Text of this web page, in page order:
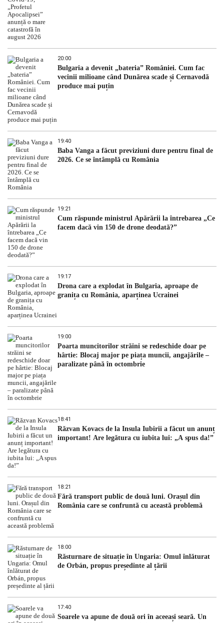
20:00
Bulgaria a devenit „bateria” României. Cum fac
vecinii milioane când Dunărea scade și Cernavodă
produce mai puțin
19:40
Baba Vanga a făcut previziuni dure pentru final de
2026. Ce se întâmplă cu România
19:21
Cum răspunde ministrul Apărării la întrebarea „Ce
facem dacă vin 150 de drone deodată?”
19:17
Drona care a explodat în Bulgaria, aproape de
granița cu România, aparținea Ucrainei
19:00
Poarta muncitorilor străini se redeschide doar pe
hârtie: Blocaj major pe piața muncii, angajările –
paralizate până în octombrie
18:41
Răzvan Kovacs de la Insula Iubirii a făcut un anunț
important! Are legătura cu iubita lui: „A spus da!”
18:21
Fără transport public de două luni. Orașul din
România care se confruntă cu această problemă
18:00
Răsturnare de situație în Ungaria: Omul înlăturat
de Orbán, propus președinte al țării
17:40
Soarele va apune de două ori în aceeași seară. Un